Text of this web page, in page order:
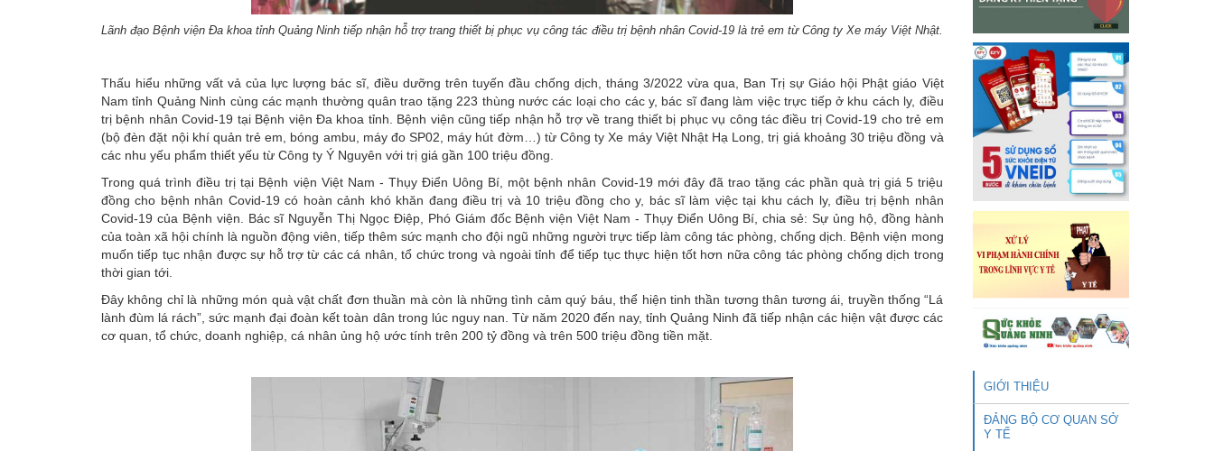
Lãnh đạo Bệnh viện Đa khoa tỉnh Quảng Ninh tiếp nhận hỗ trợ trang thiết bị phục vụ công tác điều trị bệnh nhân Covid-19 là trẻ em từ Công ty Xe máy Việt Nhật.
Thấu hiểu những vất vả của lực lượng bác sĩ, điều dưỡng trên tuyến đầu chống dịch, tháng 3/2022 vừa qua, Ban Trị sự Giáo hội Phật giáo Việt
Nam tỉnh Quảng Ninh cùng các mạnh thường quân trao tặng 223 thùng nước các loại cho các y, bác sĩ đang làm việc trực tiếp ở khu cách ly, điều
trị bệnh nhân Covid-19 tại Bệnh viện Đa khoa tỉnh. Bệnh viện cũng tiếp nhận hỗ trợ về trang thiết bị phục vụ công tác điều trị Covid-19 cho trẻ em
(bộ đèn đặt nội khí quản trẻ em, bóng ambu, máy đo SP02, máy hút đờm…) từ Công ty Xe máy Việt Nhật Hạ Long, trị giá khoảng 30 triệu đồng và
các nhu yếu phẩm thiết yếu từ Công ty Ý Nguyên với trị giá gần 100 triệu đồng.
Trong quá trình điều trị tại Bệnh viện Việt Nam - Thụy Điển Uông Bí, một bệnh nhân Covid-19 mới đây đã trao tặng các phần quà trị giá 5 triệu
đồng cho bệnh nhân Covid-19 có hoàn cảnh khó khăn đang điều trị và 10 triệu đồng cho y, bác sĩ làm việc tại khu cách ly, điều trị bệnh nhân
Covid-19 của Bệnh viện. Bác sĩ Nguyễn Thị Ngọc Điệp, Phó Giám đốc Bệnh viện Việt Nam - Thụy Điển Uông Bí, chia sẻ: Sự ủng hộ, đồng hành
của toàn xã hội chính là nguồn động viên, tiếp thêm sức mạnh cho đội ngũ những người trực tiếp làm công tác phòng, chống dịch. Bệnh viện mong
muốn tiếp tục nhận được sự hỗ trợ từ các cá nhân, tổ chức trong và ngoài tỉnh để tiếp tục thực hiện tốt hơn nữa công tác phòng chống dịch trong
thời gian tới.
Đây không chỉ là những món quà vật chất đơn thuần mà còn là những tình cảm quý báu, thể hiện tinh thần tương thân tương ái, truyền thống “Lá
lành đùm lá rách”, sức mạnh đại đoàn kết toàn dân trong lúc nguy nan. Từ năm 2020 đến nay, tỉnh Quảng Ninh đã tiếp nhận các hiện vật được các
cơ quan, tổ chức, doanh nghiệp, cá nhân ủng hộ ước tính trên 200 tỷ đồng và trên 500 triệu đồng tiền mặt.
GIỚI THIỆU
ĐẢNG BỘ CƠ QUAN SỞ
Y TẾ